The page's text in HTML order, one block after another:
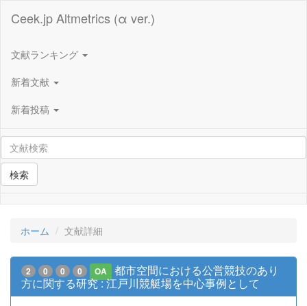
Ceek.jp Altmetrics (α ver.)
文献ランキング
新着文献
新着投稿
検索
ホーム 文献詳細
2 0 0 0 OA
都市空間における公営競技のあり
方に関する研究 : 江戸川競艇場を中心事例として